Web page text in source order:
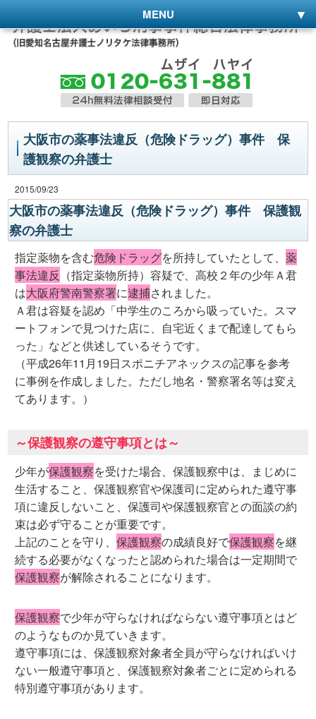
MENU
大阪市の薬事法違反（危険ドラッグ）事件 保
護観察の弁護士
2015/09/23
大阪市の薬事法違反（危険ドラッグ）事件 保護観
察の弁護士
指定薬物を含む危険ドラッグを所持していたとして、薬
事法違反 （指定薬物所持）容疑で、高校２年の少年Ａ君
は大阪府警南警察署に逮捕されました。
Ａ君は容疑を認め「中学生のころから吸っていた。スマ
ートフォンで見つけた店に、自宅近くまで配達してもら
った」などと供述しているそうです。
（平成26年11月19日スポニチアネックスの記事を参考
に事例を作成しました。ただし地名・警察署名等は変え
てあります。）
～保護観察の遵守事項とは～
少年が保護観察を受けた場合、保護観察中は、まじめに
生活すること、保護観察官や保護司に定められた遵守事
項に違反しないこと、保護司や保護観察官との面談の約
束は必ず守ることが重要です。
上記のことを守り、保護観察の成績良好で保護観察を継
続する必要がなくなったと認められた場合は一定期間で
保護観察が解除されることになります。
保護観察で少年が守らなければならない遵守事項とはど
のようなものか見ていきます。
遵守事項には、保護観察対象者全員が守らなければいけ
ない一般遵守事項と、保護観察対象者ごとに定められる
特別遵守事項があります。